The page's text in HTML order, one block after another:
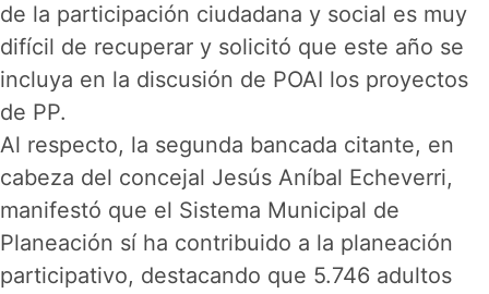
de la participación ciudadana y social es muy
difícil de recuperar y solicitó que este año se
incluya en la discusión de POAI los proyectos
de PP.
Al respecto, la segunda bancada citante, en
cabeza del concejal Jesús Aníbal Echeverri,
manifestó que el Sistema Municipal de
Planeación sí ha contribuido a la planeación
participativo, destacando que 5.746 adultos